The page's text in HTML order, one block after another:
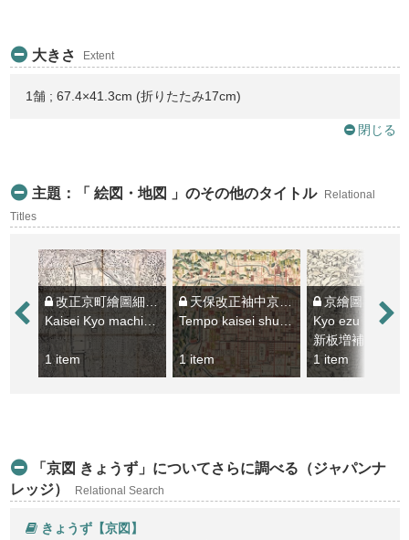
大きさ Extent
1舗 ; 67.4×41.3cm (折りたたみ17cm)
閉じる
主題：「 絵図・地図 」のその他のタイトル Relational
Titles
改正京町繪圖細見大成 : 洛中洛外町々小名 : 全
Kaisei Kyo machiezu saiken taisei : rakuchu rakugai machimachi kona : zen
1 item
天保改正袖中京繪圖
Tempo kaisei shuchu Kyo ezu
1 item
京繪圖
Kyo ezu
新板増補
1 item
「京図 きょうず」についてさらに調べる（ジャパンナ
レッジ）
Relational Search
きょうず【京図】